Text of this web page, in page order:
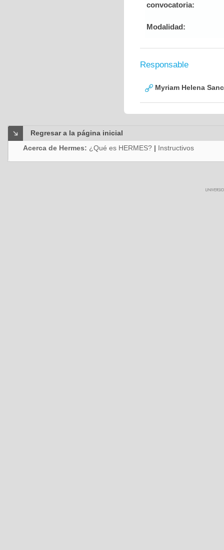
convocatoria:
Modalidad:
Responsable
Myriam Helena
Regresar a la página inicial
Acerca de Hermes: ¿Qué es HERMES? | Instructivos